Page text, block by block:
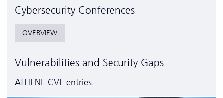
Cyber­security Conferences
OVERVIEW
Vulnerabilities and Security Gaps
ATHENE CVE entries